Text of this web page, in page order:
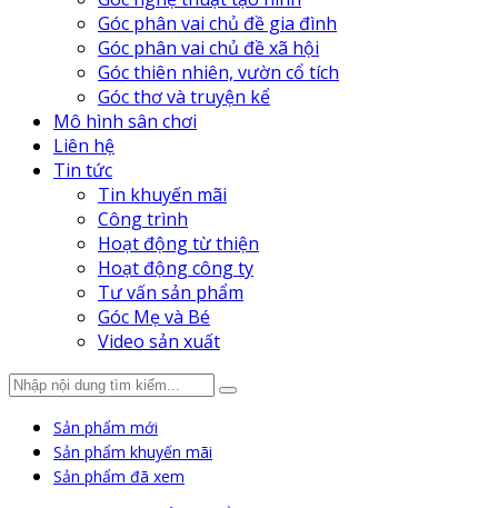
Góc phân vai chủ đề gia đình
Góc phân vai chủ đề xã hội
Góc thiên nhiên, vườn cổ tích
Góc thơ và truyện kể
Mô hình sân chơi
Liên hệ
Tin tức
Tin khuyến mãi
Công trình
Hoạt động từ thiện
Hoạt động công ty
Tư vấn sản phẩm
Góc Mẹ và Bé
Video sản xuất
Sản phẩm mới
Sản phẩm khuyến mãi
Sản phẩm đã xem